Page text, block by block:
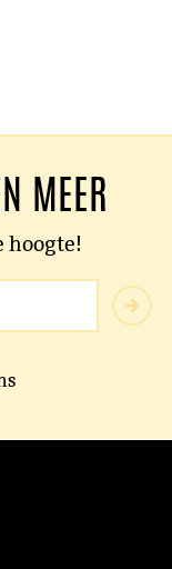
MEER
hoogte!